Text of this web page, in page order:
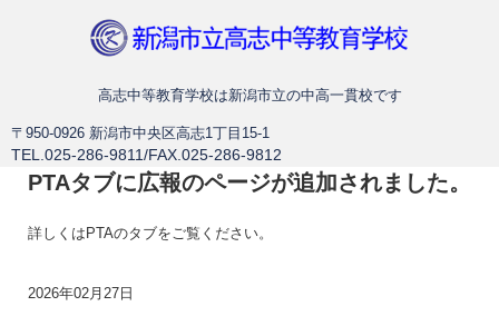
新潟市立高志中等教育学校
高志中等教育学校は新潟市立の中高一貫校です
〒950-0926 新潟市中央区高志1丁目15-1
TEL.025-286-9811/FAX.025-286-9812
PTAタブに広報のページが追加されました。
詳しくはPTAのタブをご覧ください。
2026年02月27日